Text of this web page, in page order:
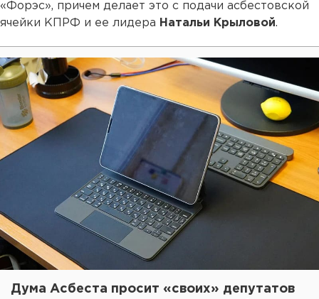
«Форэс», причем делает это с подачи асбестовской
ячейки КПРФ и ее лидера Натальи Крыловой.
Дума Асбеста просит «своих» депутатов